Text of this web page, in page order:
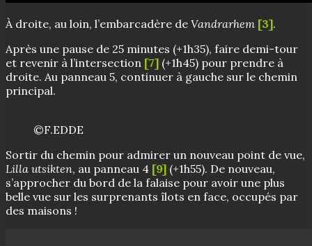
À droite, au loin, l’embarcadère de Vandrarhem [3].
Après une pause de 25 minutes (+1h35), faire demi-tour
et revenir à l’intersection [7] (+1h45) pour prendre à
droite. Au panneau 5, continuer à gauche sur le chemin
principal.
©F.EDDE
Sortir du chemin pour admirer un nouveau point de vue,
Lilla utsikten, au panneau 4 [9] (+1h55). De nouveau,
s’approcher du bord de la falaise pour avoir une plus
belle vue sur les surprenants îlots en face, occupés par
des maisons !